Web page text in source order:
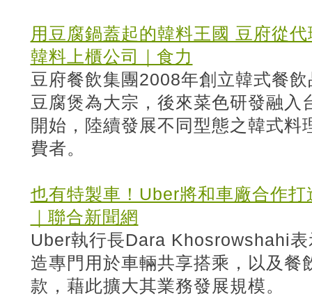
用豆腐鍋蓋起的韓料王國 豆府從
韓料上櫃公司｜食力
豆府餐飲集團2008年創立韓式餐
豆腐煲為大宗，後來菜色研發融入
開始，陸續發展不同型態之韓式料
費者。
也有特製車！Uber將和車廠合作
｜聯合新聞網
Uber執行長Dara Khosrowshahi
造專門用於車輛共享搭乘，以及餐
款，藉此擴大其業務發展規模。